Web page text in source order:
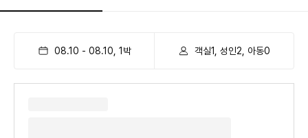
08.10 - 08.10 1 박 객실1, 성인2, 아동0